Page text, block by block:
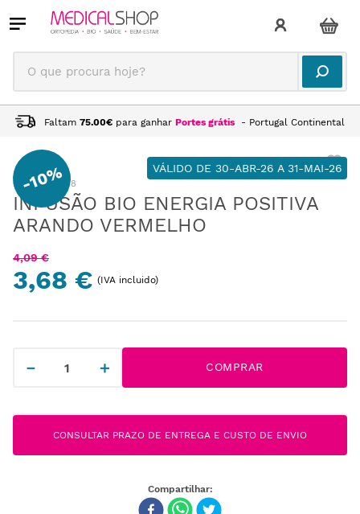
O que procura hoje?
Faltam 75.00€ para ganhar Portes grátis - Portugal Continental
-10% VÁLIDO DE 30-ABR-26 A 31-MAI-26
:AL215008
INFUSÃO BIO ENERGIA POSITIVA
ARANDO VERMELHO
4,09 €
3,68 € (IVA incluido)
＋
－ COMPRAR
CONSULTAR PRAZO DE ENTREGA E CUSTO DE ENVIO